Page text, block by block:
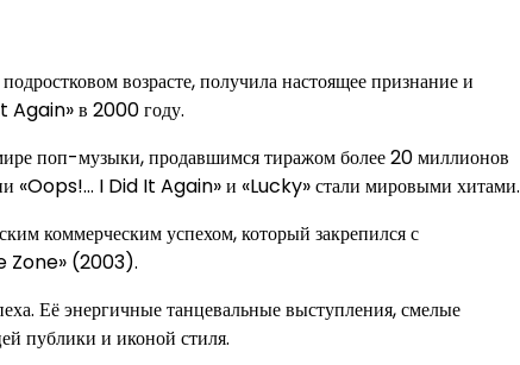
возрасте, получила настоящее признание и
Again» в 2000 году.
поп-музыки, продавшимся тиражом более 20 миллионов
«Oops!… I Did It Again» и «Lucky» стали мировыми хитами.
коммерческим успехом, который закрепился с
Zone» (2003).
Её энергичные танцевальные выступления, смелые
публики и иконой стиля.